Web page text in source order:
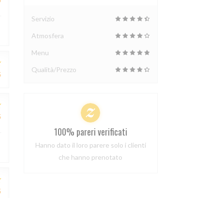
Servizio
Atmosfera
Menu
Qualità/Prezzo
100% pareri verificati
Hanno dato il loro parere solo i clienti
che hanno prenotato